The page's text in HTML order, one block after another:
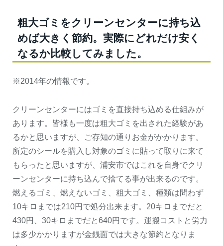
粗大ゴミをクリーンセンターに持ち込
めば大きく節約。実際にどれだけ安く
なるか比較してみました。
※2014年の情報です。
クリーンセンターにはゴミを直接持ち込める仕組みが
あります。皆様も一度は粗大ゴミを出された経験があ
るかと思いますが、ご存知の通りお金がかかります。
所定のシールを購入し対象のゴミに貼って取りに来て
もらったと思いますが、浦安市ではこれを自身でクリ
ーンセンターに持ち込んで捨てる事が出来るのです。
燃えるゴミ、燃えないゴミ、粗大ゴミ、種類は問わず
10キロまでは210円で処分出来ます。20キロまでだと
430円、30キロまでだと640円です。運搬コストと労力
は多少かかりますが金銭面では大きな節約となりま